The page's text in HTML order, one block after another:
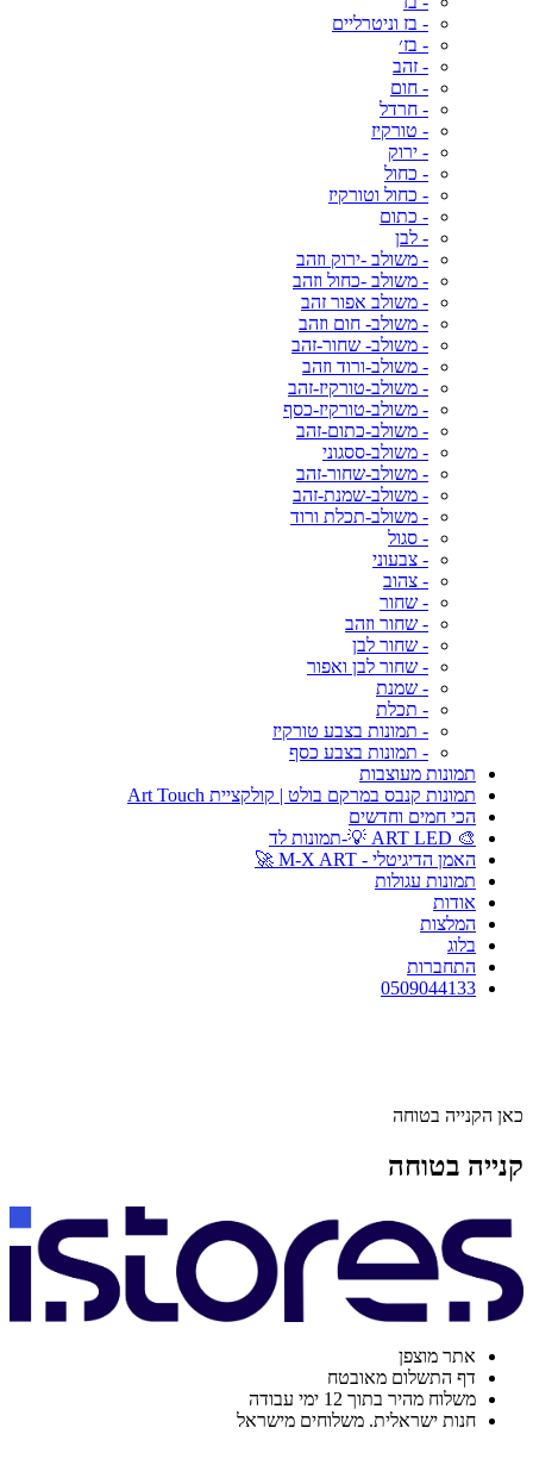
- בז וניטרליים
- בז׳
- זהב
- חום
- חרדל
- טורקיז
- ירוק
- כחול
- כחול וטורקיז
- כתום
- לבן
- משולב -ירוק וזהב
- משולב -כחול וזהב
- משולב אפור זהב
- משולב- חום וזהב
- משולב- שחור-זהב
- משולב-ורוד וזהב
- משולב-טורקיז-זהב
- משולב-טורקיז-כסף
- משולב-כתום-זהב
- משולב-ססגוני
- משולב-שחור-זהב
- משולב-שמנת-זהב
- משולב-תכלת ורוד
- סגול
- צבעוני
- צהוב
- שחור
- שחור וזהב
- שחור לבן
- שחור לבן ואפור
- שמנת
- תכלת
- תמונות בצבע טורקיז
- תמונות בצבע כסף
תמונות מעוצבות
תמונות קנבס במרקם בולט | קולקציית Art Touch
הכי חמים וחדשים
🎨 ART LED 💡-תמונות לד
האמן הדיגיטלי - M-X ART 🚀
תמונות עגולות
אודות
המלצות
בלוג
התחברות
0509044133
כאן הקנייה בטוחה
קנייה בטוחה
אתר מוצפן
דף התשלום מאובטח
משלוח מהיר בתוך 12 ימי עבודה
חנות ישראלית. משלוחים מישראל